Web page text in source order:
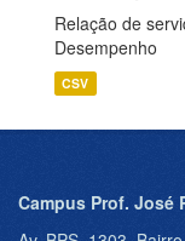
Relação de
Desempenho
CSV
Campus Prof. José